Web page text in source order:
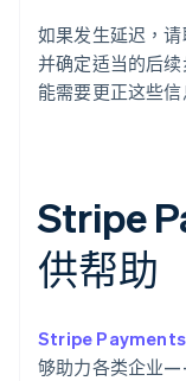
如果发生延迟，
并确定适当的后
能需要更正这些
Stripe
供帮助
Stripe Payments
够助力各类企业